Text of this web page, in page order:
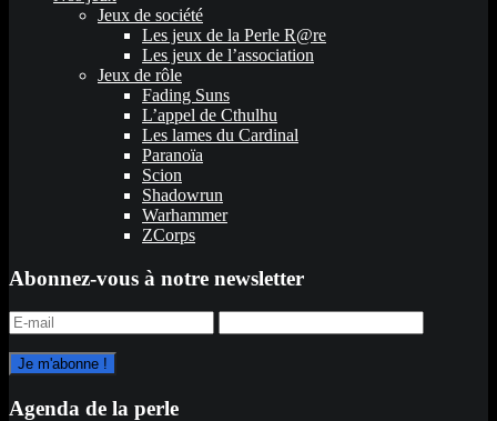
Jeux de société
Les jeux de la Perle R@re
Les jeux de l’association
Jeux de rôle
Fading Suns
L’appel de Cthulhu
Les lames du Cardinal
Paranoïa
Scion
Shadowrun
Warhammer
ZCorps
Abonnez-vous à notre newsletter
Agenda de la perle